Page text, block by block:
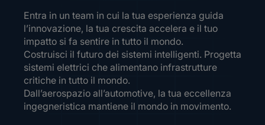
Entra in un team in cui la tua esperienza guida
l’innovazione, la tua crescita accelera e il tuo
impatto si fa sentire in tutto il mondo.
Costruisci il futuro dei sistemi intelligenti. Progetta
sistemi elettrici che alimentano infrastrutture
critiche in tutto il mondo.
Dall’aerospazio all’automotive, la tua eccellenza
ingegneristica mantiene il mondo in movimento.